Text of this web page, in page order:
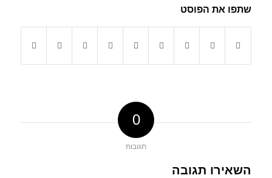
שתפו את הפוסט
0
תגובות
השאירו תגובה